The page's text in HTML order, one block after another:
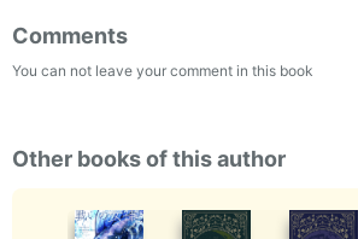
Comments
You can not leave your comment in this book
Other books of this author